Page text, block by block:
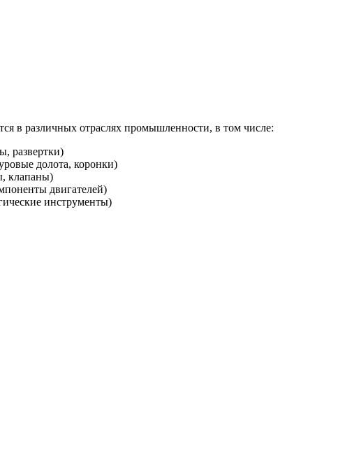
в различных отраслях промышленности, в том числе:
развертки)
долота, коронки)
клапаны)
двигателей)
инструменты)